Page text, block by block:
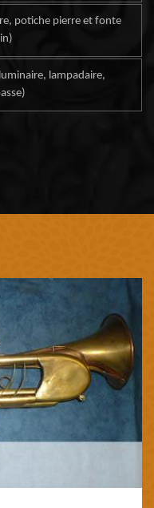
potiche pierre et fonte
lampadaire,